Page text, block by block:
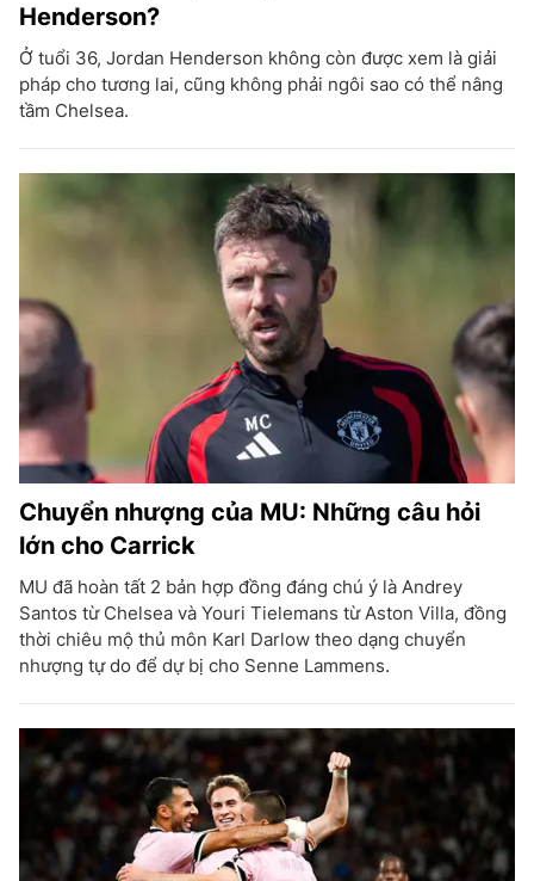
Henderson?
Ở tuổi 36, Jordan Henderson không còn được xem là giải
pháp cho tương lai, cũng không phải ngôi sao có thể nâng
tầm Chelsea.
Chuyển nhượng của MU: Những câu hỏi
lớn cho Carrick
MU đã hoàn tất 2 bản hợp đồng đáng chú ý là Andrey
Santos từ Chelsea và Youri Tielemans từ Aston Villa, đồng
thời chiêu mộ thủ môn Karl Darlow theo dạng chuyển
nhượng tự do để dự bị cho Senne Lammens.